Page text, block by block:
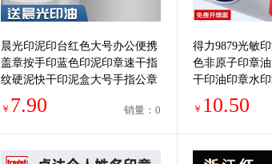
晨光印泥印台红色大号办公便携
盖章按手印蓝色印泥印章速干指
纹硬泥快干印泥盒大号手指公章
印油
￥ 7.90 销量：0
得力9879光敏
色非原子印章
干印油印章水
印油红色公章印
￥ 10.50